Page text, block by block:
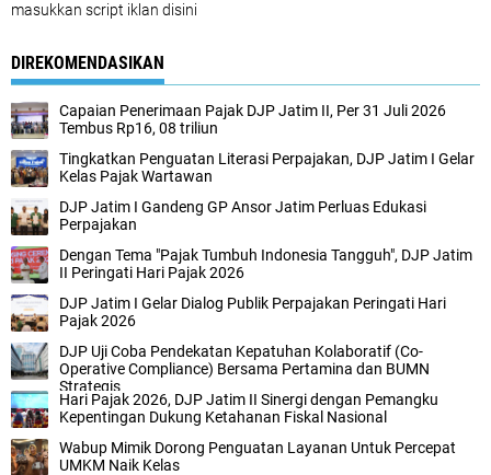
masukkan script iklan disini
DIREKOMENDASIKAN
Capaian Penerimaan Pajak DJP Jatim II, Per 31 Juli 2026
Tembus Rp16, 08 triliun
Tingkatkan Penguatan Literasi Perpajakan, DJP Jatim I Gelar
Kelas Pajak Wartawan
DJP Jatim I Gandeng GP Ansor Jatim Perluas Edukasi
Perpajakan
Dengan Tema "Pajak Tumbuh Indonesia Tangguh", DJP Jatim
II Peringati Hari Pajak 2026
DJP Jatim I Gelar Dialog Publik Perpajakan Peringati Hari
Pajak 2026
DJP Uji Coba Pendekatan Kepatuhan Kolaboratif (Co-
Operative Compliance) Bersama Pertamina dan BUMN
Strategis
Hari Pajak 2026, DJP Jatim II Sinergi dengan Pemangku
Kepentingan Dukung Ketahanan Fiskal Nasional
Wabup Mimik Dorong Penguatan Layanan Untuk Percepat
UMKM Naik Kelas